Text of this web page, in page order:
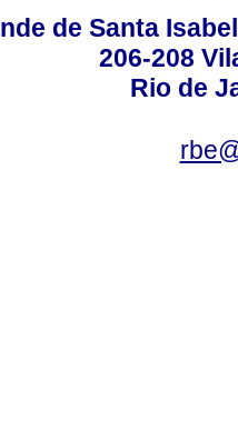
de Santa
206-208
Rio de